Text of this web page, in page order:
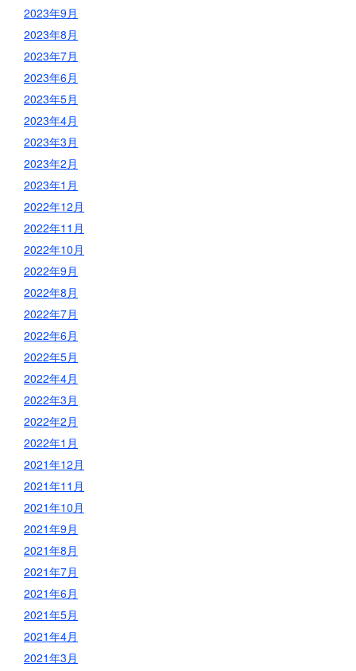
2023年9月
2023年8月
2023年7月
2023年6月
2023年5月
2023年4月
2023年3月
2023年2月
2023年1月
2022年12月
2022年11月
2022年10月
2022年9月
2022年8月
2022年7月
2022年6月
2022年5月
2022年4月
2022年3月
2022年2月
2022年1月
2021年12月
2021年11月
2021年10月
2021年9月
2021年8月
2021年7月
2021年6月
2021年5月
2021年4月
2021年3月